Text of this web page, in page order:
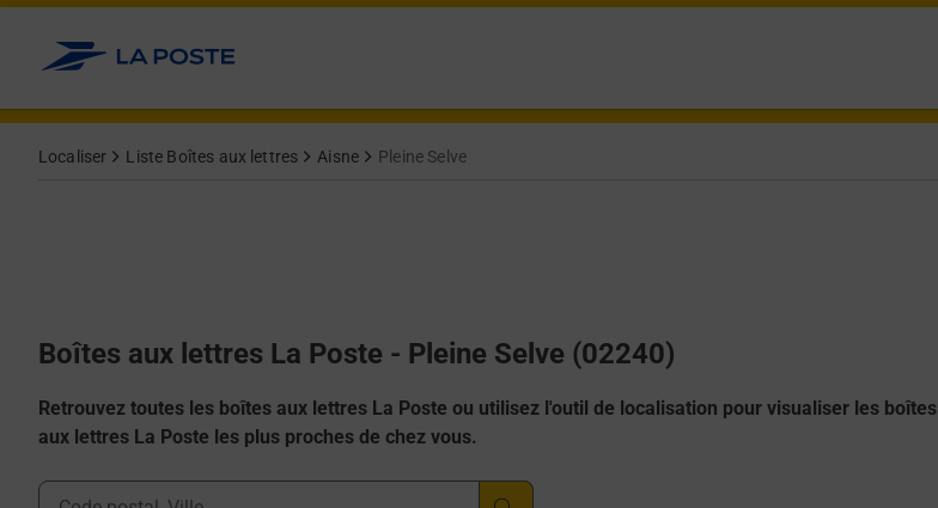
Allez au contenu
Localiser Liste Boîtes aux lettres Aisne Pleine Selve
Boîtes aux lettres La Poste - Pleine Selve (02240)
Retrouvez toutes les boîtes aux lettres La Poste ou utilisez l'outil de localisation pour visualiser les boîtes
aux lettres La Poste les plus proches de chez vous.
Ville, Département, Code Postal